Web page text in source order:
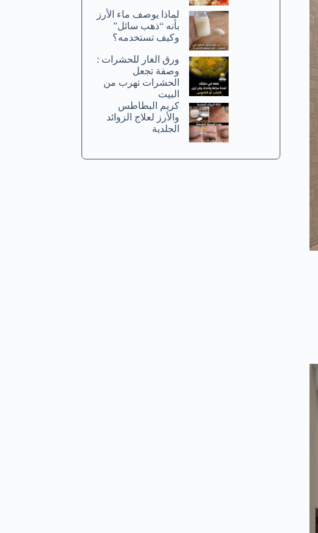
لماذا يوصف ماء الأرز
بأنه “ذهب سائل”
وكيف تستخدمه؟
ورق الغار للحشرات :
وصفة تجعل
الحشرات تهرب من
البيت
كريم البطاطس
والأرز لعلاج الزوائد
الجلدية